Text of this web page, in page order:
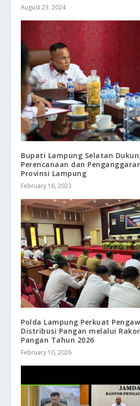
August 23, 2024
Bupati Lampung Selatan
Perencanaan dan
Provinsi Lampung
February 16, 2023
Polda Lampung Perkuat
Distribusi Pangan melalui
Pangan Tahun 2026
February 10, 2026